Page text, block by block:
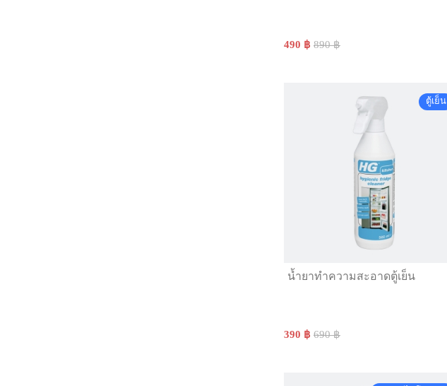
490 ฿ 890 ฿
ตู้เย็น
น้ำยาทำความสะอาดตู้เย็น
390 ฿ 690 ฿